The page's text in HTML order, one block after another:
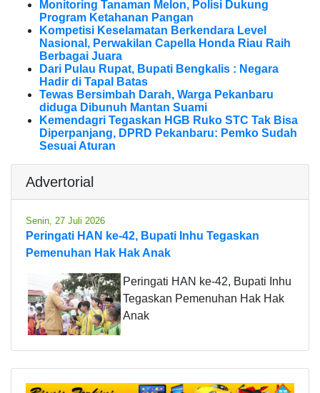
Monitoring Tanaman Melon, Polisi Dukung
Program Ketahanan Pangan
Kompetisi Keselamatan Berkendara Level
Nasional, Perwakilan Capella Honda Riau Raih
Berbagai Juara
Dari Pulau Rupat, Bupati Bengkalis : Negara
Hadir di Tapal Batas
Tewas Bersimbah Darah, Warga Pekanbaru
diduga Dibunuh Mantan Suami
Kemendagri Tegaskan HGB Ruko STC Tak Bisa
Diperpanjang, DPRD Pekanbaru: Pemko Sudah
Sesuai Aturan
Advertorial
Senin, 27 Juli 2026
Peringati HAN ke-42, Bupati Inhu Tegaskan
Pemenuhan Hak Hak Anak
Peringati HAN ke-42, Bupati Inhu
Tegaskan Pemenuhan Hak Hak
Anak